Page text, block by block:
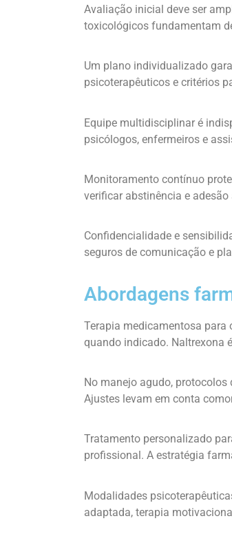
Avaliação inicial deve ser
toxicológicos fundamentam
Um plano individualizado
psicoterapêuticos e critérios
Equipe multidisciplinar é
psicólogos, enfermeiros e
Monitoramento contínuo
verificar abstinência e
Confidencialidade e
seguros de comunicação e
Abordagens
Terapia medicamentosa
quando indicado. Naltrexona
No manejo agudo,
Ajustes levam em conta
Tratamento personalizado
profissional. A estratégia
Modalidades
adaptada, terapia